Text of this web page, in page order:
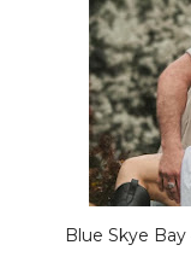
Blue Skye